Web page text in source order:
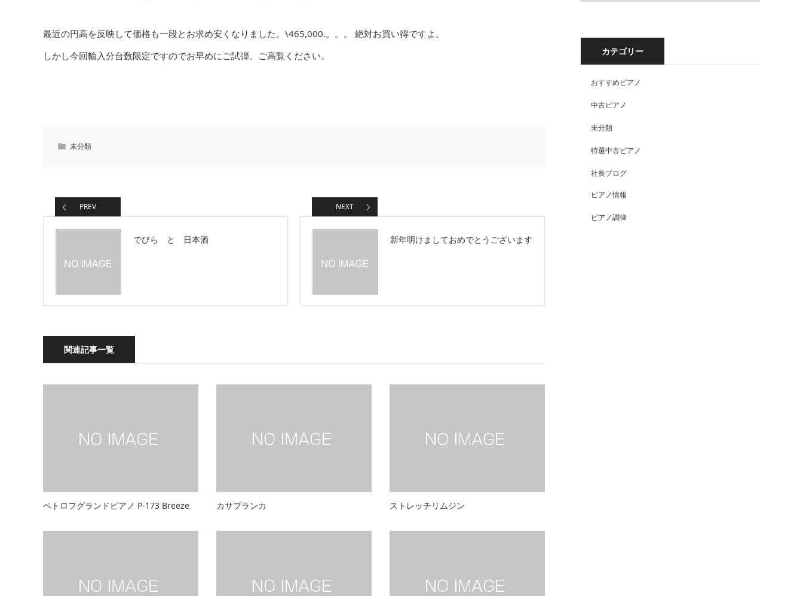
最近の円高を反映して価格も一段とお求め安くなりました。\465,000.。。。 絶対お買い得ですよ。
しかし今回輸入分台数限定ですのでお早めにご試弾、ご高覧ください。
未分類
PREV
でびら と 日本酒
NEXT
新年明けましておめでとうございます
関連記事一覧
ペトロフグランドピアノ P-173 Breeze カサブランカ ストレッチリムジン
カテゴリー
おすすめピアノ
中古ピアノ
未分類
特選中古ピアノ
社長ブログ
ピアノ情報
ピアノ調律